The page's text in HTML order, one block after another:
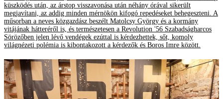
küszködés után, az árstop visszavonása után néhány órával sikerült
megjavítani, az addig minden mérnökön kifogó repedéseket behegeszteni. A
műsorban a neves közgazdász beszélt Matolcsy György és a kormány
vitájának hátteréről is, és természetesen a Revolution '56 Szabadságharcos
Sörözőben jelen lévő vendégek ezúttal is kérdezhettek, sőt, komoly
világnézeti polémia is kibontakozott a kérdezők és Boros Imre között.